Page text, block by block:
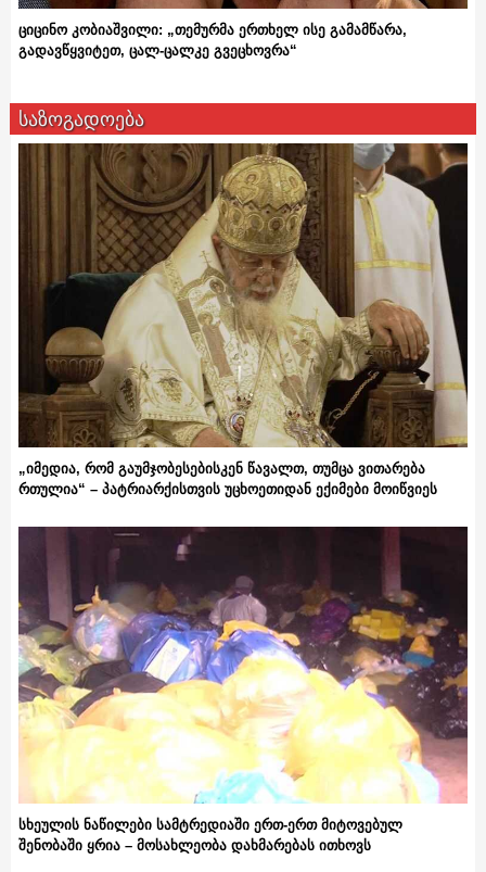
ციცინო კობიაშვილი: „თემურმა ერთხელ ისე გამამწარა,
გადავწყვიტეთ, ცალ-ცალკე გვეცხოვრა“
საზოგადოება
„იმედია, რომ გაუმჯობესებისკენ წავალთ, თუმცა ვითარება
რთულია“ – პატრიარქისთვის უცხოეთიდან ექიმები მოიწვიეს
სხეულის ნაწილები სამტრედიაში ერთ-ერთ მიტოვებულ
შენობაში ყრია – მოსახლეობა დახმარებას ითხოვს